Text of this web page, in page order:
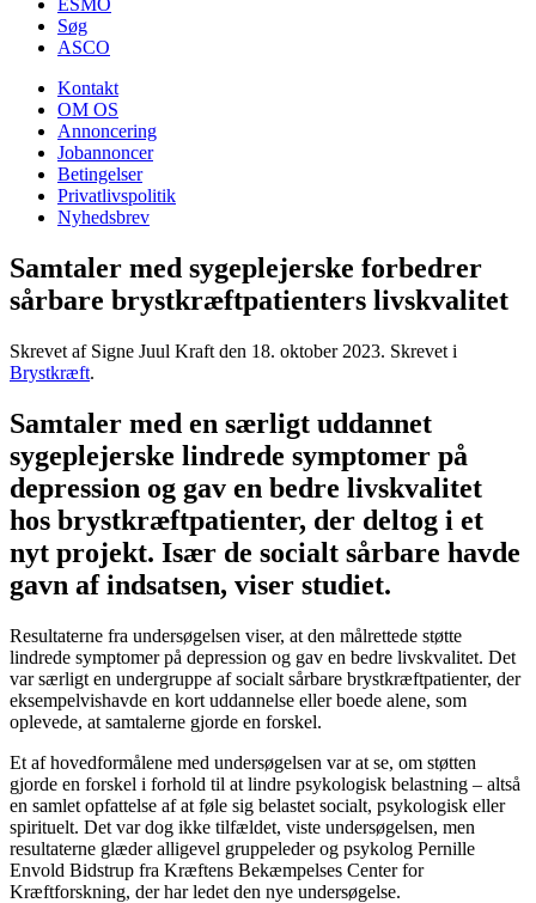
ESMO
Søg
ASCO
Kontakt
OM OS
Annoncering
Jobannoncer
Betingelser
Privatlivspolitik
Nyhedsbrev
Samtaler med sygeplejerske forbedrer
sårbare brystkræftpatienters livskvalitet
Skrevet af Signe Juul Kraft den 18. oktober 2023. Skrevet i
Brystkræft.
Samtaler med en særligt uddannet
sygeplejerske lindrede symptomer på
depression og gav en bedre livskvalitet
hos brystkræftpatienter, der deltog i et
nyt projekt. Især de socialt sårbare havde
gavn af indsatsen, viser studiet.
Resultaterne fra undersøgelsen viser, at den målrettede støtte
lindrede symptomer på depression og gav en bedre livskvalitet. Det
var særligt en undergruppe af socialt sårbare brystkræftpatienter, der
eksempelvishavde en kort uddannelse eller boede alene, som
oplevede, at samtalerne gjorde en forskel.
Et af hovedformålene med undersøgelsen var at se, om støtten
gjorde en forskel i forhold til at lindre psykologisk belastning – altså
en samlet opfattelse af at føle sig belastet socialt, psykologisk eller
spirituelt. Det var dog ikke tilfældet, viste undersøgelsen, men
resultaterne glæder alligevel gruppeleder og psykolog Pernille
Envold Bidstrup fra Kræftens Bekæmpelses Center for
Kræftforskning, der har ledet den nye undersøgelse.